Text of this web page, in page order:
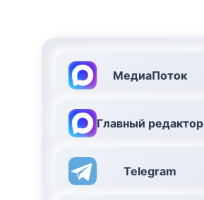
МедиаПоток
Главный редактор
Telegram